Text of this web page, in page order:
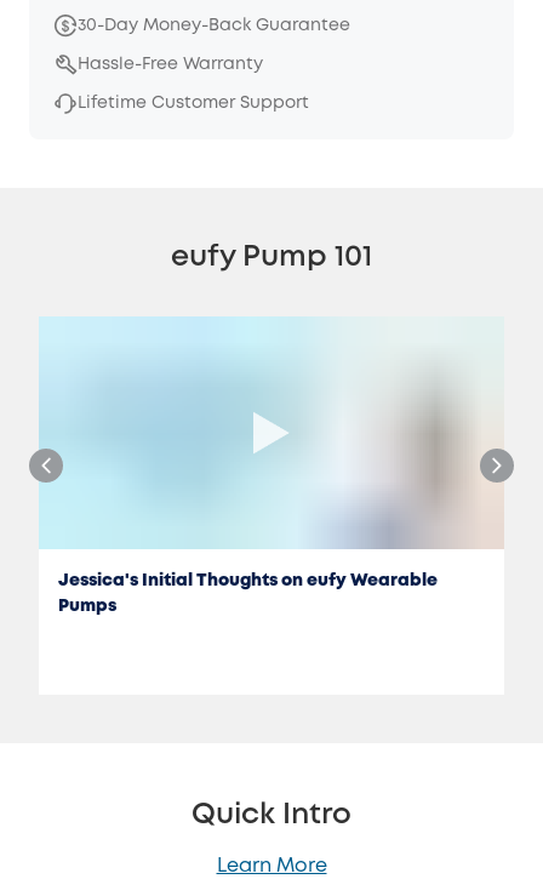
30-Day Money-Back Guarantee
Hassle-Free Warranty
Lifetime Customer Support
eufy Pump 101
Jessica's Initial Thoughts on eufy Wearable
Pumps
Quick Intro
Learn More